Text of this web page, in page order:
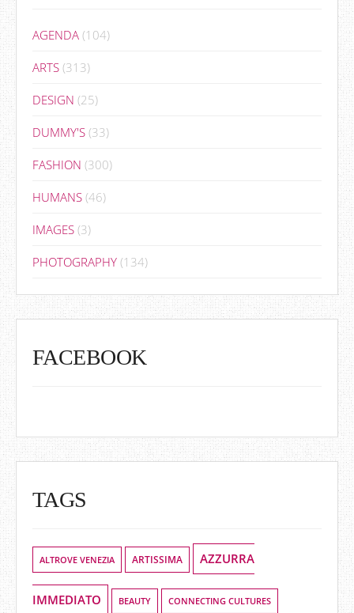
AGENDA (104)
ARTS (313)
DESIGN (25)
DUMMY'S (33)
FASHION (300)
HUMANS (46)
IMAGES (3)
PHOTOGRAPHY (134)
FACEBOOK
TAGS
ALTROVE VENEZIA ARTISSIMA AZZURRA
IMMEDIATO BEAUTY CONNECTING CULTURES